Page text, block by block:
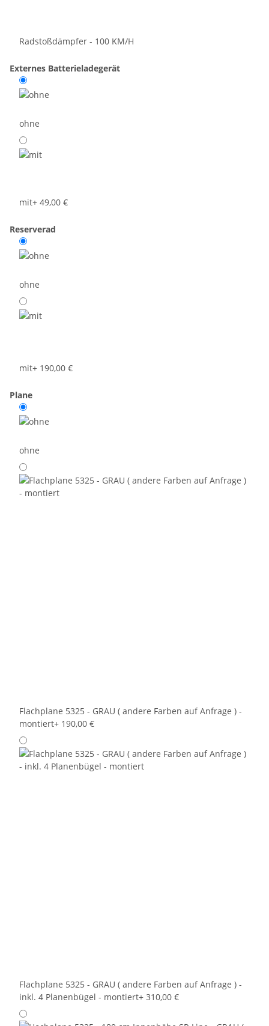
Radstoßdämpfer - 100 KM/H
Externes Batterieladegerät
ohne
mit+ 49,00 €
Reserverad
ohne
mit+ 190,00 €
Plane
ohne
Flachplane 5325 - GRAU ( andere Farben auf Anfrage ) -
montiert+ 190,00 €
Flachplane 5325 - GRAU ( andere Farben auf Anfrage ) -
inkl. 4 Planenbügel - montiert+ 310,00 €